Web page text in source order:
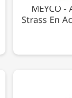
MEYCO
Strass En